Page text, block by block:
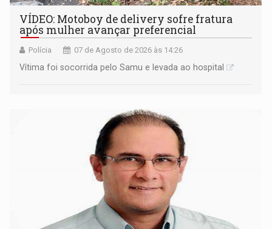
VÍDEO: Motoboy de delivery sofre fratura
após mulher avançar preferencial
Polícia 07 de Agosto de 2026 às 14:26
Vítima foi socorrida pelo Samu e levada ao hospital